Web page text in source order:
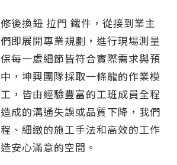
後換鈕 拉門 鐵件，從接到業主
即展開專業規劃，進行現場測量
每一處細節皆符合實際需求與預
，坤興團隊採取一條龍的作業模
，皆由經驗豐富的工班成員全程
成的溝通失誤或品質下降，我們
、細緻的施工手法和高效的工作
安心滿意的空間。